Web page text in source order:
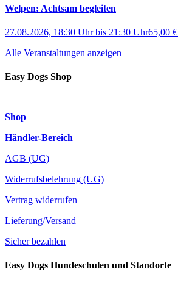
Welpen: Achtsam begleiten
27.08.2026, 18:30 Uhrbis 21:30 Uhr65,00 €
Alle Veranstaltungen anzeigen
Easy Dogs Shop
Shop
Händler-Bereich
AGB (UG)
Widerrufsbelehrung (UG)
Vertrag widerrufen
Lieferung/Versand
Sicher bezahlen
Easy Dogs Hundeschulen und Standorte